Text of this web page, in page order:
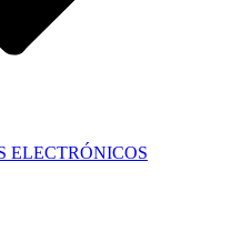
ELECTRÓNICOS